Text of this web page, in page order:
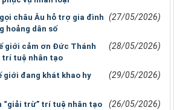
châu Âu hỗ trợ gia đình
hoảng dân số
(27/05/2026)
giới cảm ơn Đức Thánh
trí tuệ nhân tạo
(28/05/2026)
giới đang khát khao hy
(29/05/2026)
“giải trừ” trí tuệ nhân tạo
(26/05/2026)